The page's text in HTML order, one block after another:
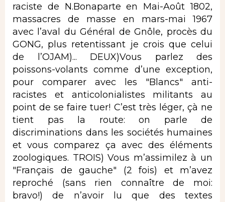
raciste de N.Bonaparte en Mai-Août 1802,
massacres de masse en mars-mai 1967
avec l’aval du Général de Gnôle, procès du
GONG, plus retentissant je crois que celui
de l’OJAM)... DEUX)Vous parlez des
poissons-volants comme d’une exception,
pour comparer avec les "Blancs" anti-
racistes et anticolonialistes militants au
point de se faire tuer! C’est très léger, çà ne
tient pas la route: on parle de
discriminations dans les sociétés humaines
et vous comparez ça avec des éléments
zoologiques. TROIS) Vous m’assimilez à un
"Français de gauche" (2 fois) et m’avez
reproché (sans rien connaître de moi:
bravo!) de n’avoir lu que des textes